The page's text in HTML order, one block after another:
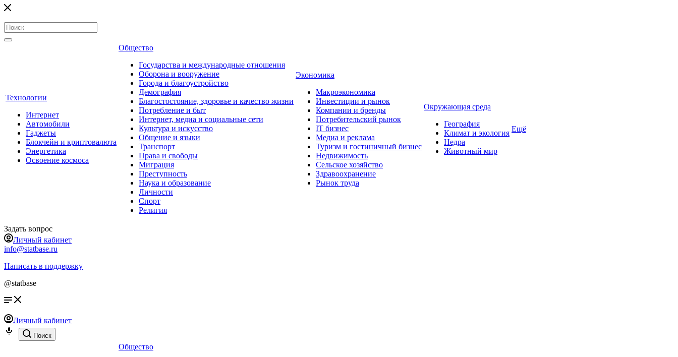
Технологии
Интернет
Автомобили
Гаджеты
Блокчейн и криптовалюта
Энергетика
Освоение космоса
Общество
Государства и международные отношения
Оборона и вооружение
Города и благоустройство
Демография
Благостостояние, здоровье и качество жизни
Потребление и быт
Интернет, медиа и социальные сети
Культура и искусство
Общение и языки
Транспорт
Права и свободы
Миграция
Преступность
Наука и образование
Личности
Спорт
Религия
Экономика
Макроэкономика
Инвестиции и рынок
Компании и бренды
Потребительский рынок
IT бизнес
Медиа и реклама
Туризм и гостиничный бизнес
Недвижимость
Сельское хозяйство
Здравоохранение
Рынок труда
Окружающая среда
География
Климат и экология
Недра
Животный мир
Ещё
Задать вопрос
Личный кабинет
info@statbase.ru
Написать в поддержку
@statbase
Личный кабинет
Поиск
Общество